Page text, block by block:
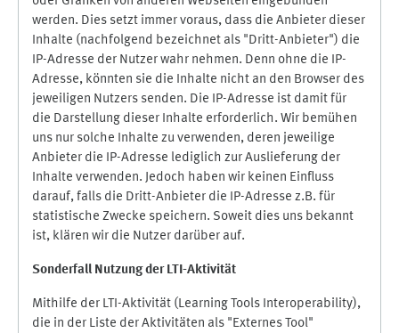
werden. Dies setzt immer voraus, dass die Anbieter dieser
Inhalte (nachfolgend bezeichnet als "Dritt-Anbieter") die
IP-Adresse der Nutzer wahr nehmen. Denn ohne die IP-
Adresse, könnten sie die Inhalte nicht an den Browser des
jeweiligen Nutzers senden. Die IP-Adresse ist damit für
die Darstellung dieser Inhalte erforderlich. Wir bemühen
uns nur solche Inhalte zu verwenden, deren jeweilige
Anbieter die IP-Adresse lediglich zur Auslieferung der
Inhalte verwenden. Jedoch haben wir keinen Einfluss
darauf, falls die Dritt-Anbieter die IP-Adresse z.B. für
statistische Zwecke speichern. Soweit dies uns bekannt
ist, klären wir die Nutzer darüber auf.
Sonderfall Nutzung der LTI-Aktivität
Mithilfe der LTI-Aktivität (Learning Tools Interoperability),
die in der Liste der Aktivitäten als "Externes Tool"